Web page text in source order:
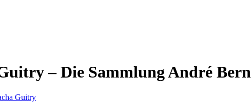
– Die Sammlung André
Guitry